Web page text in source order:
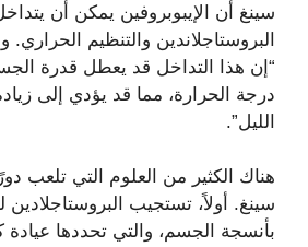
سينغ أن الإيبوبروفين يمكن أن
البروستاجلاندين والتنظيم الحراري.
“إن هذا التداخل قد يعطل قدرة
درجة الحرارة، مما قد يؤدي إلى
الليل”.
هناك الكثير من العلوم التي تلعب
سينغ. أولاً، تستجيب البروستاجلادين
بأنسجة الجسم، والتي تحددها عيادة